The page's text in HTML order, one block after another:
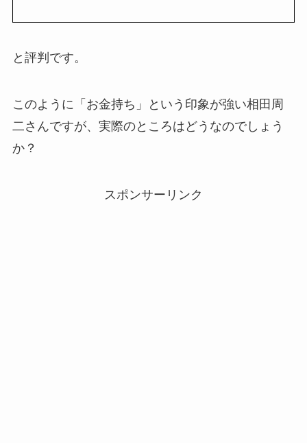
と評判です。
このように「お金持ち」という印象が強い相田周
二さんですが、実際のところはどうなのでしょう
か？
スポンサーリンク